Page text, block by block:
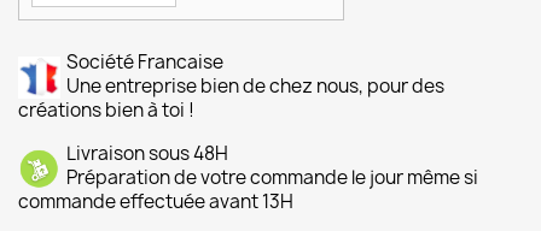
Société Francaise
Une entreprise bien de chez nous, pour des
créations bien à toi !
Livraison sous 48H
Préparation de votre commande le jour même si
commande effectuée avant 13H